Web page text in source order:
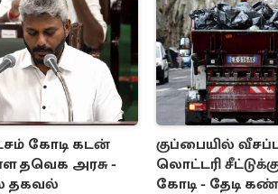
கோடி கடன்
தவெக அரசு -
தகவல்
குப்பையில்
லொட்டரி
கோடி - தேடி